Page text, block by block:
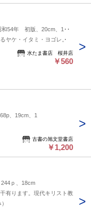
和54年 初版、20cm、1冊
ヤケ・イタミ・ヨゴレ。
水たま書店 桜井店
￥560
、19cm、1
古書の旭文堂書店
￥1,200
ｐ、18cm
有ります。現代キリスト教